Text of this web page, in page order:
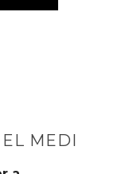
MEDI